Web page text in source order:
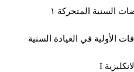
السنية المتحركة ١
الأولية في العيادة السنية
I